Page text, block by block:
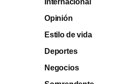
Internacional
Opinión
Estilo de vida
Deportes
Negocios